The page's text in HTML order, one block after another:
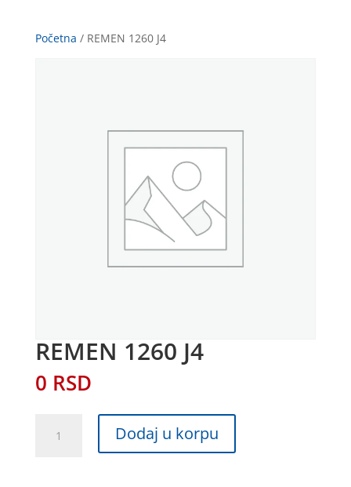
Početna / REMEN 1260 J4
REMEN 1260 J4
0 RSD
1260
Dodaj u korpu